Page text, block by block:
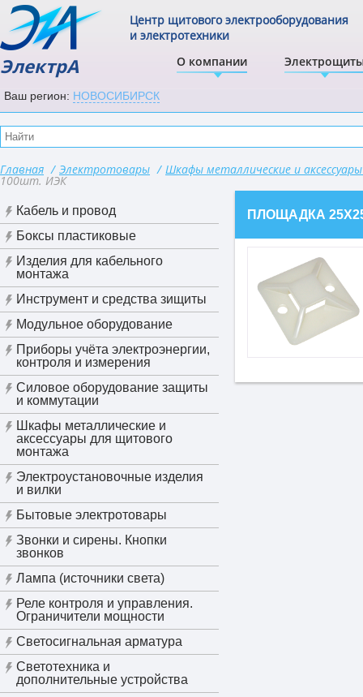
ЭлектрА О компании
Центр щитового электрооборудования
и электротехники
Ваш регион: НОВОСИБИРСК
Главная / Электротовары / Шкафы металлические и
100шт. ИЭК
Кабель и провод
Боксы пластиковые
Изделия для кабельного
монтажа
Инструмент и средства зищиты
Модульное оборудование
Приборы учёта электроэнергии,
контроля и измерения
Силовое оборудование защиты
и коммутации
Шкафы металлические и
аксессуары для щитового
монтажа
Электроустановочные изделия
и вилки
Бытовые электротовары
Звонки и сирены. Кнопки
звонков
Лампа (источники света)
Реле контроля и управления.
Ограничители мощности
Светосигнальная арматура
Светотехника и
дополнительные устройства
ПЛОЩАДКА